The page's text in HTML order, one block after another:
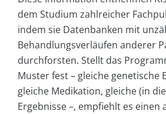
dem Studium zahlreicher
indem sie Datenbanken mit
Behandlungsverläufen anderer
durchforsten. Stellt das
Muster fest – gleiche genetische
gleiche Medikation, gleiche (in
Ergebnisse –, empfiehlt es einen